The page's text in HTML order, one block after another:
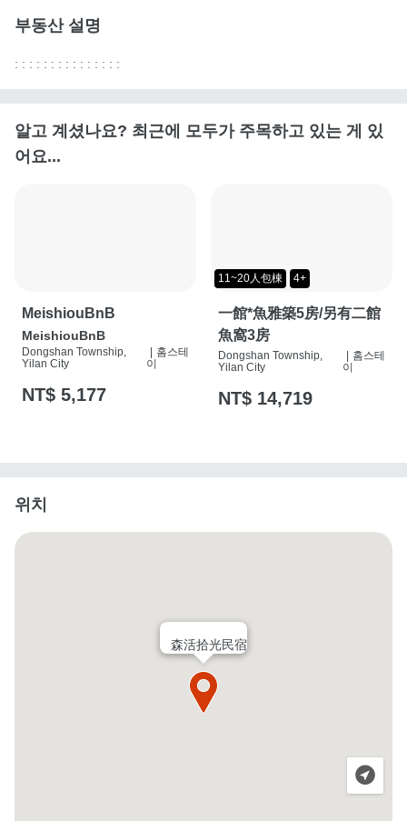
부동산 설명
: : : : : : : : : : : : : : :
알고 계셨나요? 최근에 모두가 주목하고 있는 게 있
어요...
MeishiouBnB
MeishiouBnB
Dongshan Township,
Yilan City
| 홈스테
이
NT$ 5,177
11~20人包棟 4+
一館*魚雅築5房/另有二館
魚窩3房
Dongshan Township,
Yilan City
| 홈스테
이
NT$ 14,719
위치
森活拾光民宿